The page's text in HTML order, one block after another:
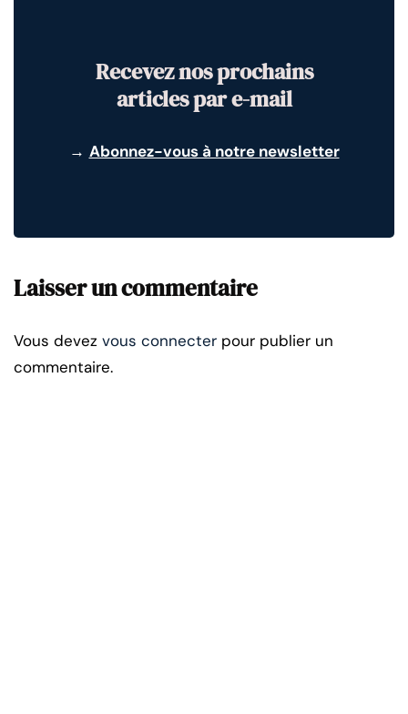
Recevez nos prochains
articles par e-mail
→ Abonnez-vous à notre newsletter
Laisser un commentaire
Vous devez vous connecter pour publier un
commentaire.